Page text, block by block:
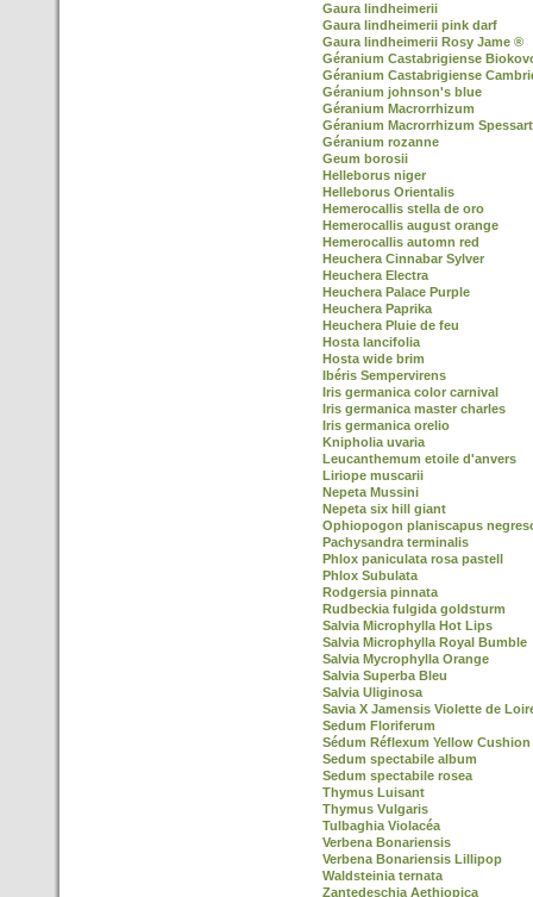
Gaura lindheimerii
Gaura lindheimerii pink darf
Gaura lindheimerii Rosy Jame ®
Géranium Castabrigiense
Géranium Castabrigiense
Géranium johnson's blue
Géranium Macrorrhizum
Géranium Macrorrhizum Spessart
Géranium rozanne
Geum borosii
Helleborus niger
Helleborus Orientalis
Hemerocallis stella de oro
Hemerocallis august orange
Hemerocallis automn red
Heuchera Cinnabar Sylver
Heuchera Electra
Heuchera Palace Purple
Heuchera Paprika
Heuchera Pluie de feu
Hosta lancifolia
Hosta wide brim
Ibéris Sempervirens
Iris germanica color carnival
Iris germanica master charles
Iris germanica orelio
Knipholia uvaria
Leucanthemum etoile d'anvers
Liriope muscarii
Nepeta Mussini
Nepeta six hill giant
Ophiopogon planiscapus
Pachysandra terminalis
Phlox paniculata rosa pastell
Phlox Subulata
Rodgersia pinnata
Rudbeckia fulgida goldsturm
Salvia Microphylla Hot Lips
Salvia Microphylla Royal Bumble
Salvia Mycrophylla Orange
Salvia Superba Bleu
Salvia Uliginosa
Savia X Jamensis Violette de
Sedum Floriferum
Sédum Réflexum Yellow Cushion
Sedum spectabile album
Sedum spectabile rosea
Thymus Luisant
Thymus Vulgaris
Tulbaghia Violacéa
Verbena Bonariensis
Verbena Bonariensis Lillipop
Waldsteinia ternata
Zantedeschia Aethiopica